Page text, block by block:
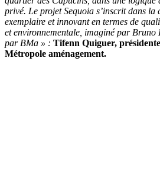
privé. Le projet Sequoia s’inscrit dans
exemplaire et innovant en termes de
et environnementale, imaginé par Bruno
par BMa » : Tifenn Quiguer,
Métropole aménagement.